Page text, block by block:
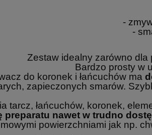
-
-
Zestaw idealny zarówno dla
Bardzo prosty w
do koronek i łańcuchów ma
zapieczonych smarów.
tarcz, łańcuchów, koronek,
preparatu nawet w trudno
powierzchniami jak np.